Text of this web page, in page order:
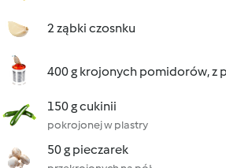
2 ząbki czosnku
400 g krojonych pomidorów, z
150 g cukinii
pokrojonej w plastry
50 g pieczarek